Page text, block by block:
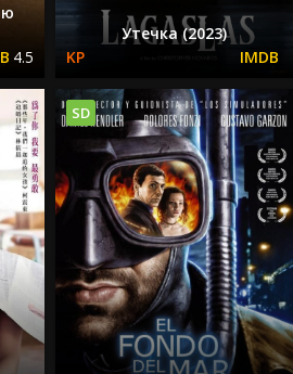
4.5
Утечка (2023)
SD